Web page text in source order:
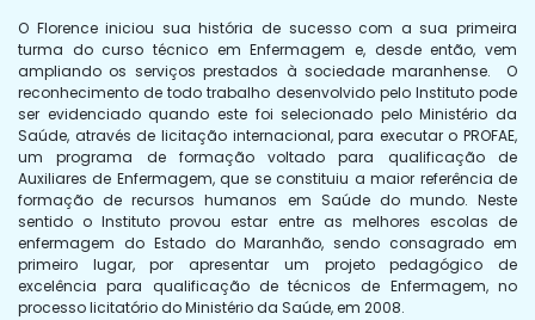
O Florence iniciou sua história de sucesso com a sua primeira
turma do curso técnico em Enfermagem e, desde então, vem
ampliando os serviços prestados à sociedade maranhense. O
reconhecimento de todo trabalho desenvolvido pelo Instituto pode
ser evidenciado quando este foi selecionado pelo Ministério da
Saúde, através de licitação internacional, para executar o PROFAE,
um programa de formação voltado para qualificação de
Auxiliares de Enfermagem, que se constituiu a maior referência de
formação de recursos humanos em Saúde do mundo. Neste
sentido o Instituto provou estar entre as melhores escolas de
enfermagem do Estado do Maranhão, sendo consagrado em
primeiro lugar, por apresentar um projeto pedagógico de
excelência para qualificação de técnicos de Enfermagem, no
processo licitatório do Ministério da Saúde, em 2008.